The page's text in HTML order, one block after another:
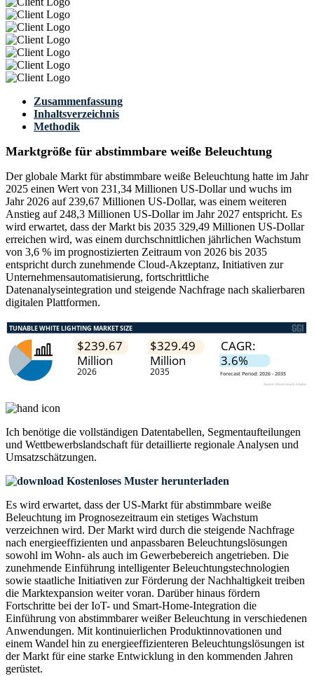
Zusammenfassung
Inhaltsverzeichnis
Methodik
Marktgröße für abstimmbare weiße Beleuchtung
Der globale Markt für abstimmbare weiße Beleuchtung hatte im Jahr
2025 einen Wert von 231,34 Millionen US-Dollar und wuchs im
Jahr 2026 auf 239,67 Millionen US-Dollar, was einem weiteren
Anstieg auf 248,3 Millionen US-Dollar im Jahr 2027 entspricht. Es
wird erwartet, dass der Markt bis 2035 329,49 Millionen US-Dollar
erreichen wird, was einem durchschnittlichen jährlichen Wachstum
von 3,6 % im prognostizierten Zeitraum von 2026 bis 2035
entspricht durch zunehmende Cloud-Akzeptanz, Initiativen zur
Unternehmensautomatisierung, fortschrittliche
Datenanalyseintegration und steigende Nachfrage nach skalierbaren
digitalen Plattformen.
Ich benötige die vollständigen Datentabellen, Segmentaufteilungen
und Wettbewerbslandschaft für detaillierte regionale Analysen und
Umsatzschätzungen.
Kostenloses Muster herunterladen
Es wird erwartet, dass der US-Markt für abstimmbare weiße
Beleuchtung im Prognosezeitraum ein stetiges Wachstum
verzeichnen wird. Der Markt wird durch die steigende Nachfrage
nach energieeffizienten und anpassbaren Beleuchtungslösungen
sowohl im Wohn- als auch im Gewerbebereich angetrieben. Die
zunehmende Einführung intelligenter Beleuchtungstechnologien
sowie staatliche Initiativen zur Förderung der Nachhaltigkeit treiben
die Marktexpansion weiter voran. Darüber hinaus fördern
Fortschritte bei der IoT- und Smart-Home-Integration die
Einführung von abstimmbarer weißer Beleuchtung in verschiedenen
Anwendungen. Mit kontinuierlichen Produktinnovationen und
einem Wandel hin zu energieeffizienteren Beleuchtungslösungen ist
der Markt für eine starke Entwicklung in den kommenden Jahren
gerüstet.